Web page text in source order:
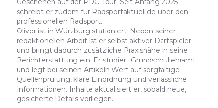
Geschehen auf der PDC-Tour. Seit Anfang 2025
schreibt er zudem für Radsportaktuell.de über den
professionellen Radsport.
Oliver ist in Würzburg stationiert. Neben seiner
redaktionellen Arbeit ist er selbst aktiver Dartspieler
und bringt dadurch zusätzliche Praxisnähe in seine
Berichterstattung ein. Er studiert Grundschullehramt
und legt bei seinen Artikeln Wert auf sorgfältige
Quellenprüfung, klare Einordnung und verlässliche
Informationen. Inhalte aktualisiert er, sobald neue,
gesicherte Details vorliegen.